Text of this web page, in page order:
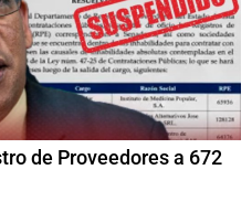
de Proveedores a 672